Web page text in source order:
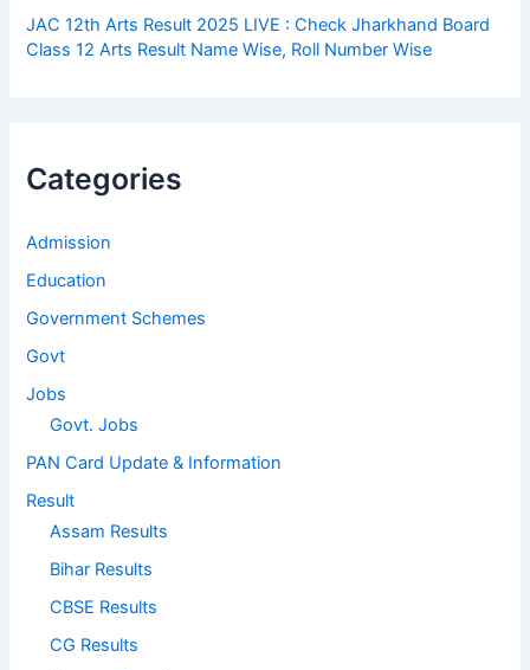
JAC 12th Arts Result 2025 LIVE : Check Jharkhand Board
Class 12 Arts Result Name Wise, Roll Number Wise
Categories
Admission
Education
Government Schemes
Govt
Jobs
Govt. Jobs
PAN Card Update & Information
Result
Assam Results
Bihar Results
CBSE Results
CG Results